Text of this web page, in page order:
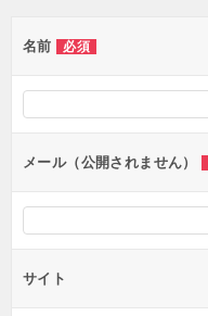
ー
シ
ン
名前 必須
メール（公開されません）
サイト